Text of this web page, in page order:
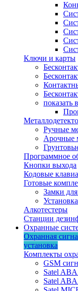
Ключи и карты
показать
Ручные
Арочные
Программное
Кнопки выхода
Кодовые
Готовые
Замки
Алкотестеры
Станции
Охранные
Охранная
установка
Комплекты
GSM
Satel
Satel